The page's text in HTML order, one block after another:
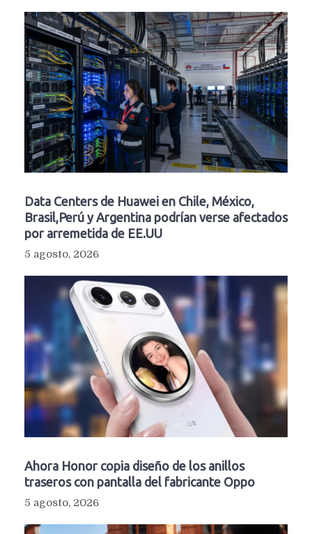
Data Centers de Huawei en Chile, México,
Brasil,Perú y Argentina podrían verse afectados
por arremetida de EE.UU
5 agosto, 2026
Ahora Honor copia diseño de los anillos
traseros con pantalla del fabricante Oppo
5 agosto, 2026